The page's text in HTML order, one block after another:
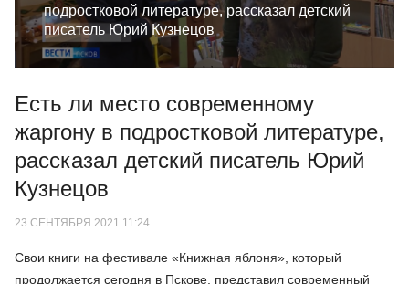
подростковой литературе, рассказал детский
писатель Юрий Кузнецов
Есть ли место современному
жаргону в подростковой литературе,
рассказал детский писатель Юрий
Кузнецов
23 СЕНТЯБРЯ 2021 11:24
Свои книги на фестивале «Книжная яблоня», который
продолжается сегодня в Пскове, представил современный